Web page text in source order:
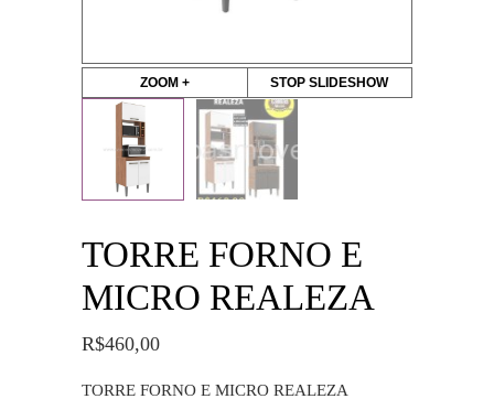
ZOOM + STOP SLIDESHOW
TORRE FORNO E
MICRO REALEZA
R$460,00
TORRE FORNO E MICRO REALEZA